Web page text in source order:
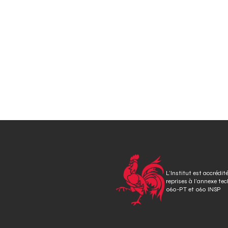
L’Institut est
reprises à l’annexe
060-PT et 060 INSP